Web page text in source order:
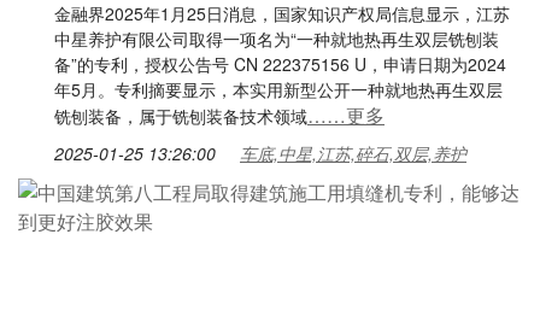
金融界2025年1月25日消息，国家知识产权局信息显示，江苏
中星养护有限公司取得一项名为“一种就地热再生双层铣刨装
备”的专利，授权公告号 CN 222375156 U，申请日期为2024
年5月。专利摘要显示，本实用新型公开一种就地热再生双层
铣刨装备，属于铣刨装备技术领域……更多
2025-01-25 13:26:00 车底,中星,江苏,碎石,双层,养护